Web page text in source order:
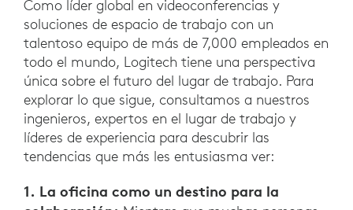
Como líder global en videoconferencias y
soluciones de espacio de trabajo con un
talentoso equipo de más de 7,000 empleados en
todo el mundo, Logitech tiene una perspectiva
única sobre el futuro del lugar de trabajo. Para
explorar lo que sigue, consultamos a nuestros
ingenieros, expertos en el lugar de trabajo y
líderes de experiencia para descubrir las
tendencias que más les entusiasma ver:
1. La oficina como un destino para la